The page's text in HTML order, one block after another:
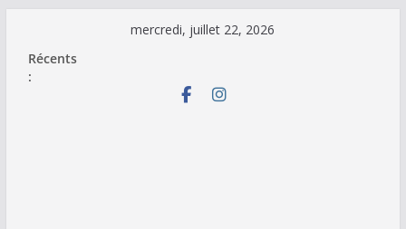
contenu
mercredi, juillet 22, 2026
Récents
: